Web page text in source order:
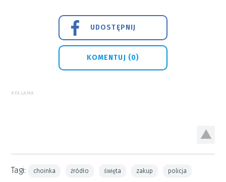
UDOSTĘPNIJ
KOMENTUJ (0)
REKLAMA
Tagi: choinka źródło święta zakup policja